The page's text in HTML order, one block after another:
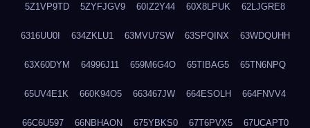
5Z1VP9TD 5ZYFJGV9 60IZ2Y44 60X8LPUK 62LJGRE8
6316UU0I 634ZKLU1 63MVU7SW 63SPQINX 63WDQUHH
63X60DYM 64996J11 659M6G4O 65TIBAG5 65TN6NPQ
65UV4E1K 660K94O5 663467JW 664ESOLH 664FNVV4
66C6U597 66NBHAON 675YBKS0 67T6PVX5 67UCAPT0